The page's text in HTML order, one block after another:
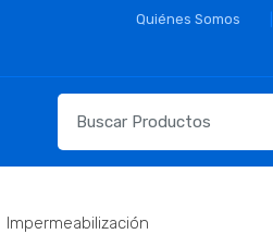
Quiénes Somos
para:
Impermeabilización